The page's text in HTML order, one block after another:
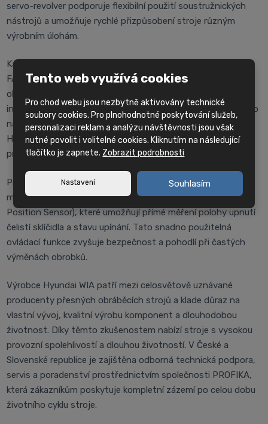
servo-revolver podporuje flexibilní použití soustružnických
nástrojů a umožňuje rychlé přizpůsobení stroje různým
výrobním úlohám.
Karusel LV4500L je standardně osazen řídicím systémem
FANUC i Series – Smart Plus s 15palcovou dotykovou
obrazovkou, který je známý svou vysokou spolehlivostí,
intuitivním ovládáním a širokými možnostmi technologického
nastavení. Tento systém je doplněn o speciální software
Hyundai WIA, který zjednodušuje práci se strojem a
programování.
Pro zlepšení uživatelské přívětivosti a bezpečnosti je stroj
možné vybavit lineárními snímači polohy upínání LPS (Linear
Position Sensor), které umožňují přímé měření polohy upnutí
čelistí sklíčidla a stavu upínání. Tato snadno použitelná
ovládací funkce zvyšuje bezpečnost a pohodlí při častých
výměnách obrobků.
Výrobce Hyundai WIA patří mezi celosvětově uznávané
producenty přesných obráběcích strojů a klade důraz na
vlastní vývoj, kvalitní výrobu komponent a dlouhodobou
životnost. Díky těmto zkušenostem nabízí stroje s vysokou
provozní spolehlivostí a dlouhou životností. V České a
Slovenské republice je zajištěna odborná technická podpora,
servis a poradenství prostřednictvím společnosti PROFIKA,
která zákazníkům poskytuje kompletní zázemí po celou dobu
životního cyklu stroje.
Tento web využívá cookies
Pro chod webu jsou nezbytně aktivovány technické
soubory cookies. Pro plnohodnotné poskytování služeb,
personalizaci reklam a analýzu návštěvnosti jsou však
nutné povolit i volitelné cookies. Kliknutím na následující
tlačítko je zapnete. Zobrazit podrobnosti
Nastavení Souhlasím